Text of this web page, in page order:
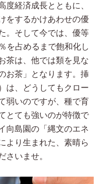
度経済成長とともに、
をするかけあわせの優
。そして今では、優等
を占めるまで飽和化し
茶は、他では類を見な
お茶」となります。挿
は、どうしてもクロー
弱いのですが、種で育
とても強いのが特徴で
向島園の「縄文のエネ
より生まれた、素晴ら
さいませ。